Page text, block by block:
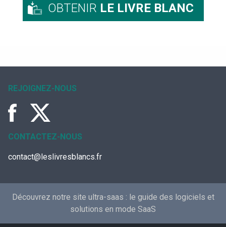
OBTENIR LE LIVRE BLANC
REJOIGNEZ-NOUS
CONTACTEZ-NOUS
contact@leslivresblancs.fr
Découvrez notre site ultra-saas : le guide des logiciels et
solutions en mode SaaS